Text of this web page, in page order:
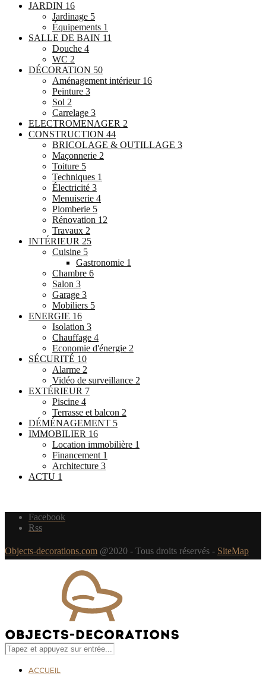
JARDIN 16
Jardinage 5
Équipements 1
SALLE DE BAIN 11
Douche 4
WC 2
DÉCORATION 50
Aménagement intérieur 16
Peinture 3
Sol 2
Carrelage 3
ELECTROMENAGER 2
CONSTRUCTION 44
BRICOLAGE & OUTILLAGE 3
Maçonnerie 2
Toiture 5
Techniques 1
Électricité 3
Menuiserie 4
Plomberie 5
Rénovation 12
Travaux 2
INTÉRIEUR 25
Cuisine 5
Gastronomie 1
Chambre 6
Salon 3
Garage 3
Mobiliers 5
ENERGIE 16
Isolation 3
Chauffage 4
Economie d'énergie 2
SÉCURITÉ 10
Alarme 2
Vidéo de surveillance 2
EXTÉRIEUR 7
Piscine 4
Terrasse et balcon 2
DÉMÉNAGEMENT 5
IMMOBILIER 16
Location immobilière 1
Financement 1
Architecture 3
ACTU 1
Facebook
Rss
Objects-decorations.com @2020 - Tous droits réservés - SiteMap
ACCUEIL